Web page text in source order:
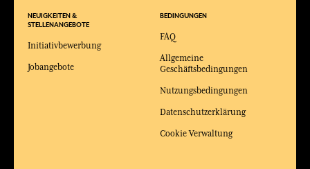
BEDINGUNGEN
FAQ
Allgemeine
Geschäftsbedingungen
Nutzungsbedingungen
Datenschutzerklärung
Cookie Verwaltung
NEUIGKEITEN &
STELLENANGEBOTE
Initiativbewerbung
Jobangebote